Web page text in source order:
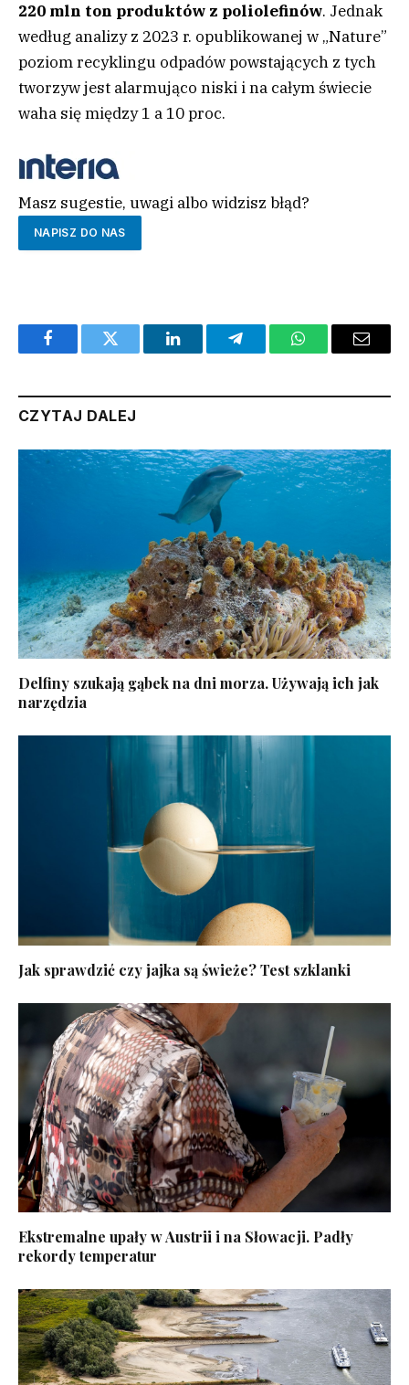
220 mln ton produktów z poliolefinów. Jednak
według analizy z 2023 r. opublikowanej w „Nature”
poziom recyklingu odpadów powstających z tych
tworzyw jest alarmująco niski i na całym świecie
waha się między 1 a 10 proc.
Masz sugestie, uwagi albo widzisz błąd?
NAPISZ DO NAS
FacebookTwitter LinkedInTelegramWhatsAppEmail
CZYTAJ DALEJ
Delfiny szukają gąbek na dni morza. Używają ich jak
narzędzia
Jak sprawdzić czy jajka są świeże? Test szklanki
Ekstremalne upały w Austrii i na Słowacji. Padły
rekordy temperatur